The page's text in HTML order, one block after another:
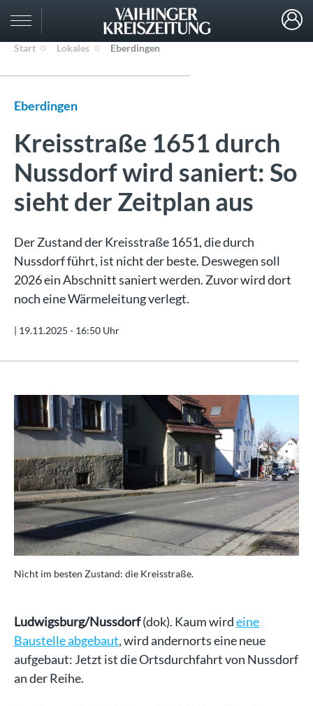
Start Lokales Eberdingen
Eberdingen
Kreisstraße 1651 durch
Nussdorf wird saniert: So
sieht der Zeitplan aus
Der Zustand der Kreisstraße 1651, die durch
Nussdorf führt, ist nicht der beste. Deswegen soll
2026 ein Abschnitt saniert werden. Zuvor wird dort
noch eine Wärmeleitung verlegt.
| 19.11.2025 - 16:50 Uhr
Nicht im besten Zustand: die Kreisstraße.
Ludwigsburg/Nussdorf(dok). Kaum wirdeine
Baustelle abgebaut, wird andernorts eine neue
aufgebaut: Jetzt ist die Ortsdurchfahrt von Nussdorf
an der Reihe.